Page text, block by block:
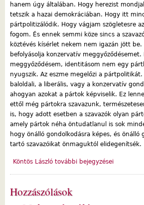
hanem úgy általában. Hogy herezist
tetszik a hazai demokráciában. Hogy itt
pártpolitizálódik. Hogy vágjam szögletesre
fogom. És ennek semmi köze sincs a
köztévés kísérlet nekem nem igazán jött be.
befolyásolja konzervatív
meggyőződésem, identitásom nem egy
nyugszik. Az eszme megelőzi a
baloldali, a liberális, vagy a konzervatív
ahogyan azokat a pártok képviselik. Ez
ettől még pártokra szavazunk,
is, hogy adott esetben a szavazók olyan
amely pártok néha öntudatlanul is sok
hogy önálló gondolkodásra képes, és önálló
tartó szavazóikat önmaguktól elidegenítsék.
Köntös László további bejegyzései
Hozzászólások